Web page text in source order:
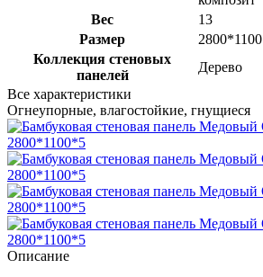
Вес
13
Размер
2800*1100
Коллекция стеновых
панелей
Дерево
Все характеристики
Огнеупорные, влагостойкие, гнущиеся
Описание